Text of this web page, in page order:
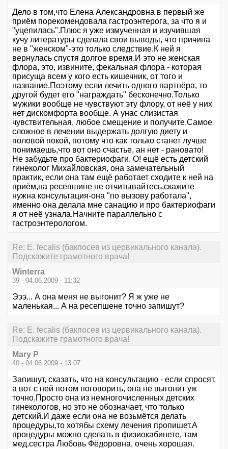
Дело в том,что Елена Александровна в первый же
приём порекомендовала гастроэнтерога, за что я и
"уцепилась".Плюс я уже измученная и изучившая
кучу литературы сделала свои выводы, что причина
не в "женском"-это только следствие.К ней я
вернулась спустя долгое время.И это не женская
флора, это, извините, фекальная флора - которая
присуща всем у кого есть кишечник, от того и
название.Поэтому если лечить одного партнёра, то
другой будет его "награждать" бесконечно.Только
мужики вообще не чувствуют эту флору, от неё у них
нет дискомфорта вообще. А унас слизистая
чувствительная, любое смещение и получите.Самое
сложное в лечении выдержать долгую диету и
половой покой, потому что как только станет лучше
понимаешь,что вот оно счастье, ан нет - рановато!
Не забудьте про бактериофаги. О! ещё есть детский
гинеколог Михайловская, она замечательный
практик, если она там ещё работает сходите к ней на
приём,на ресепшине не отчитывайтесь,скажите
нужна консультация-она "по вызову работала",
именно она делала мне санацию и про бактериофаги
я от неё узнала.Начните параллельно с
гастроэнтерологом.
Re: E. fecalis (бакпосев из цервикального канала).
Подскажите грамотного врача!
Winterra
39 - 04.06.2009 - 11:32
Эээ... А она меня не выгонит? Я ж уже не
маленькая... А на ресепшене точно запишут?
Re: E. fecalis (бакпосев из цервикального канала).
Подскажите грамотного врача!
Mary P
40 - 04.06.2009 - 13:07
Запишут, сказать, что на консультацию - если спросят,
а вот с ней потом поговорить, она не выгонит уж
точно.Просто она из немногочисленных детских
гинекологов, но это не обозначает, что только
детский.И даже если она не возьмётся делать
процедуры,то хотябы схему лечения пропишет.А
процедуры можно сделать в физиокабинете, там
мед.сестра Любовь Фёдоровна, очень хорошая.